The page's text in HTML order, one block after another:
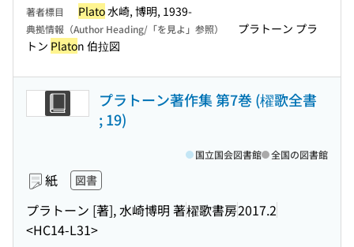
著者標目 Plato水崎, 博明, 1939-
典拠情報（Author Heading/「を見よ」参照）
プラトーン プラ
トン Platon 伯拉図
プラトーン著作集 第7巻 (櫂歌全書
; 19)
紙 図書
プラトーン [著], 水崎博明 著櫂歌書房2017.2
<HC14-L31>
国立国会図書館 全国の図書館